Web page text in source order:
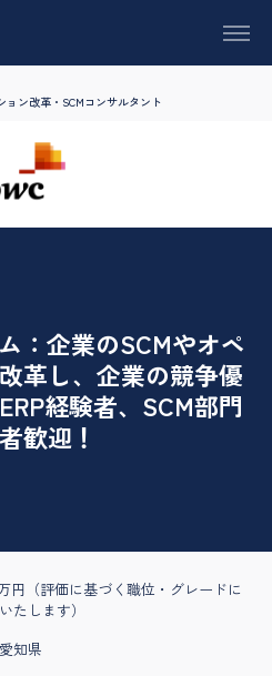
ョン改革・SCMコンサルタント
：企業のSCMやオペ
革し、企業の競争優
経験者、SCM部門
歓迎！
円（評価に基づく職位・グレードに
たします）
知県